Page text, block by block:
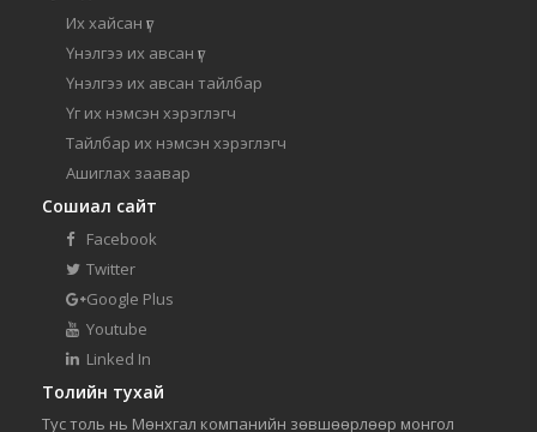
Их хайсан үг
Үнэлгээ их авсан үг
Үнэлгээ их авсан тайлбар
Үг их нэмсэн хэрэглэгч
Тайлбар их нэмсэн хэрэглэгч
Ашиглах заавар
Сошиал сайт
Facebook
Twitter
Google Plus
Youtube
Linked In
Толийн тухай
Тус толь нь Мөнхгал компанийн зөвшөөрлөөр монгол